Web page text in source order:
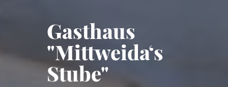
Gasthaus
"Mittweida‘s
Stube"